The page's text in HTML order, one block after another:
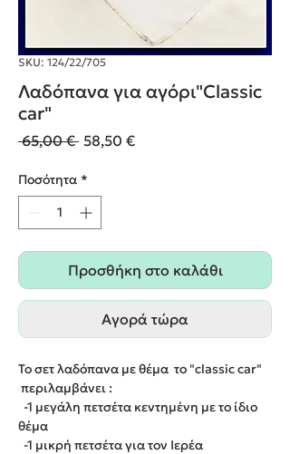
SKU: 124/22/705
Λαδόπανα για αγόρι"Classic
car"
65,00 € Κανονική
58,50 €Τιμή
Ποσότητα *
Προσθήκη στο καλάθι
Αγορά τώρα
Το σετ λαδόπανα με θέμα το "classic car"
περιλαμβάνει :
-1 μεγάλη πετσέτα κεντημένη με το ίδιο
θέμα
-1 μικρή πετσέτα για τον Ιερέα